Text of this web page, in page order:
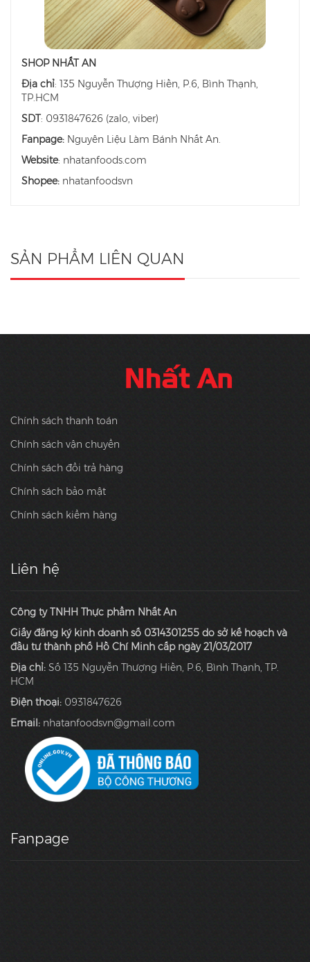
SHOP NHẤT AN
Địa chỉ: 135 Nguyễn Thượng Hiền, P.6, Bình Thạnh,
TP.HCM
SDT: 0931847626 (zalo, viber)
Fanpage: Nguyên Liệu Làm Bánh Nhất An.
Website: nhatanfoods.com
Shopee: nhatanfoodsvn
SẢN PHẨM LIÊN QUAN
Chính sách thanh toán
Chính sách vận chuyển
Chính sách đổi trả hàng
Chính sách bảo mật
Chính sách kiểm hàng
Liên hệ
Công ty TNHH Thực phẩm Nhất An
Giấy đăng ký kinh doanh số 0314301255 do sở kế hoạch và
đầu tư thành phố Hồ Chí Minh cấp ngày 21/03/2017
Địa chỉ: Số 135 Nguyễn Thượng Hiền, P.6, Bình Thạnh, TP.
HCM
Điện thoại: 0931847626
Email: nhatanfoodsvn@gmail.com
Fanpage